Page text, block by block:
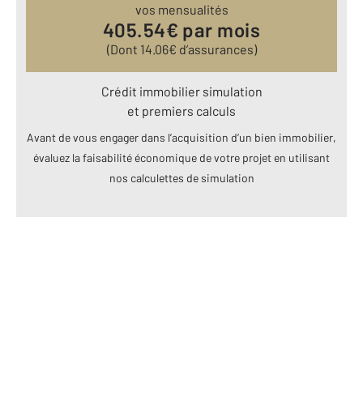
vos mensualités
405.54€ par mois
(Dont 14.06€ d’assurances)
Crédit immobilier simulation
et premiers calculs
Avant de vous engager dans l’acquisition d’un bien immobilier,
évaluez la faisabilité économique de votre projet en utilisant
nos calculettes de simulation